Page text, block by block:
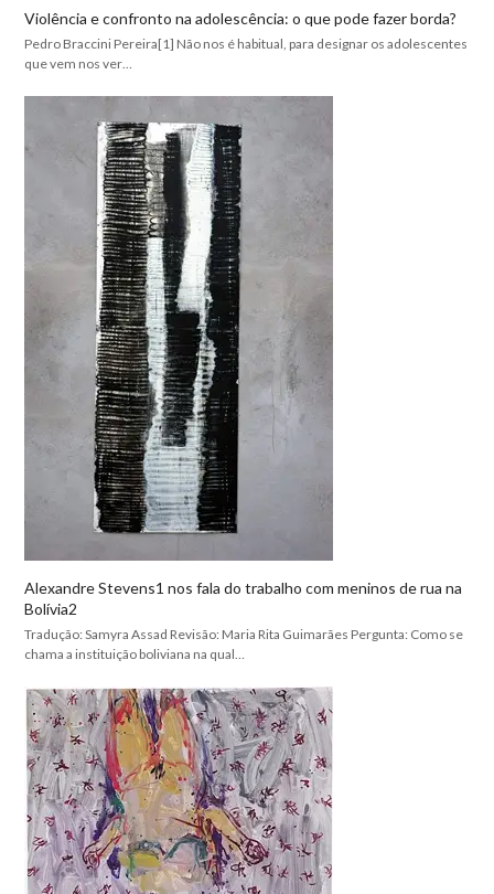
Violência e confronto na adolescência: o que pode fazer borda?
Pedro Braccini Pereira[1] Não nos é habitual, para designar os adolescentes
que vem nos ver…
Alexandre Stevens1 nos fala do trabalho com meninos de rua na
Bolívia2
Tradução: Samyra Assad Revisão: Maria Rita Guimarães Pergunta: Como se
chama a instituição boliviana na qual…